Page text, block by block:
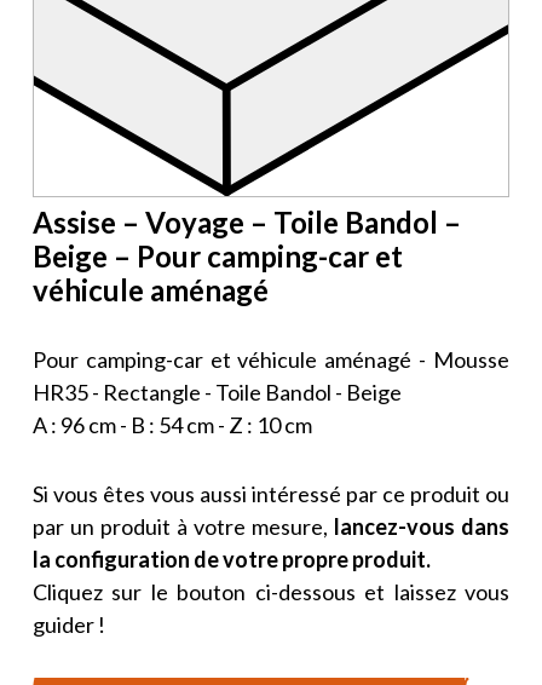
Assise – Voyage – Toile Bandol –
Beige – Pour camping-car et
véhicule aménagé
Pour camping-car et véhicule aménagé - Mousse
HR35 - Rectangle - Toile Bandol - Beige
A : 96 cm - B : 54 cm - Z : 10 cm
Si vous êtes vous aussi intéressé par ce produit ou
par un produit à votre mesure, lancez-vous dans
la configuration de votre propre produit.
Cliquez sur le bouton ci-dessous et laissez vous
guider !